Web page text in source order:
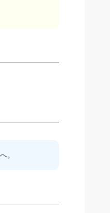
。